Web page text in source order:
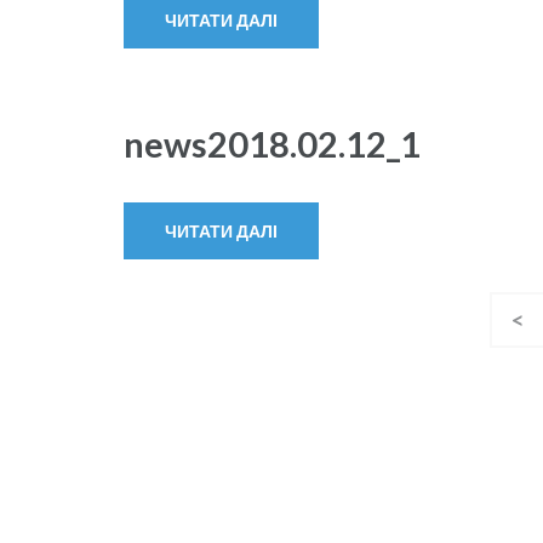
ЧИТАТИ ДАЛІ
news2018.02.12_1
ЧИТАТИ ДАЛІ
<